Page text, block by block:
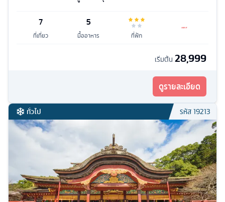
7
ที่เที่ยว
5
มื้ออาหาร ที่พัก
เริ่มต้น 28,999
ดูรายละเอียด
ทั่วไป รหัส19213